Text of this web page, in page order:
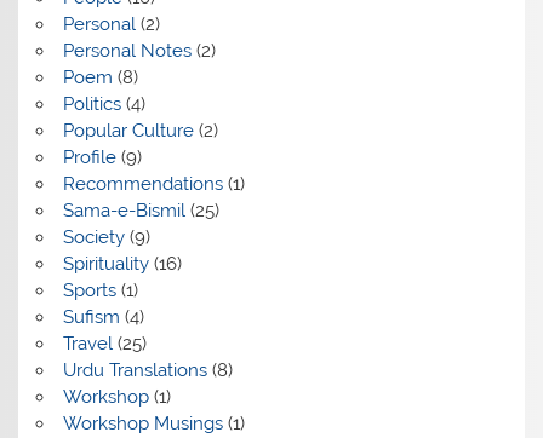
Personal(2)
Personal Notes(2)
Poem (8)
Politics(4)
Popular Culture(2)
Profile(9)
Recommendations(1)
Sama-e-Bismil(25)
Society(9)
Spirituality(16)
Sports(1)
Sufism (4)
Travel(25)
Urdu Translations(8)
Workshop(1)
Workshop Musings(1)